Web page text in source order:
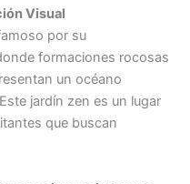
Visual
por su
formaciones rocosas
un océano
jardín zen es un lugar
que buscan